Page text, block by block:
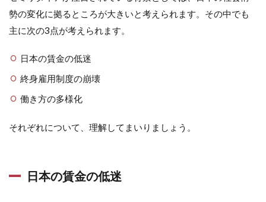
勢の変化に拠るところが大きいと考えられます。その中でも
主に次の3点が考えられます。
日本の賃金の低迷
終身雇用制度の崩壊
働き方の多様化
それぞれについて、理解してまいりましょう。
日本の賃金の低迷